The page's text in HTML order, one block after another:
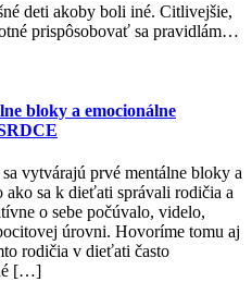
deti akoby boli iné. Citlivejšie,
prispôsobovať sa pravidlám…
bloky a emocionálne
vytvárajú prvé mentálne bloky a
sa k dieťati správali rodičia a
o sebe počúvalo, videlo,
úrovni. Hovoríme tomu aj
rodičia v dieťati často
[…]